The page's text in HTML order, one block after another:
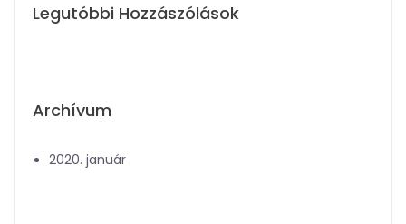
Legutóbbi Hozzászólások
Archívum
2020. január